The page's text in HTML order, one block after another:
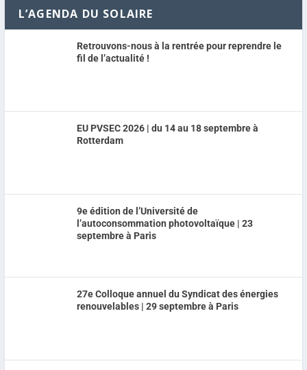
L’AGENDA DU SOLAIRE
Retrouvons-nous à la rentrée pour reprendre le
fil de l’actualité !
EU PVSEC 2026 | du 14 au 18 septembre à
Rotterdam
9e édition de l’Université de
l’autoconsommation photovoltaïque | 23
septembre à Paris
27e Colloque annuel du Syndicat des énergies
renouvelables | 29 septembre à Paris